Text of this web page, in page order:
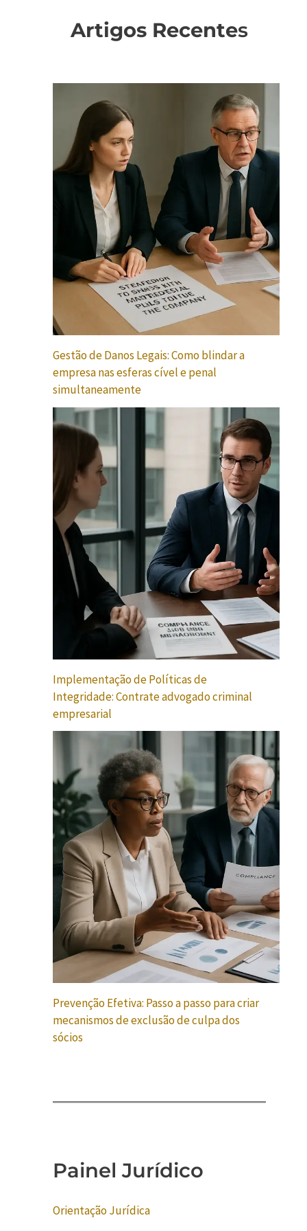
Artigos Recentes
Gestão de Danos Legais: Como blindar a
empresa nas esferas cível e penal
simultaneamente
Implementação de Políticas de
Integridade: Contrate advogado criminal
empresarial
Prevenção Efetiva: Passo a passo para criar
mecanismos de exclusão de culpa dos
sócios
Painel Jurídico
Orientação Jurídica